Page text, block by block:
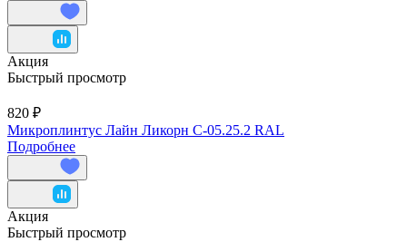
Акция
Быстрый просмотр
820 ₽
Микроплинтус Лайн Ликорн С-05.25.2 RAL
Подробнее
Акция
Быстрый просмотр